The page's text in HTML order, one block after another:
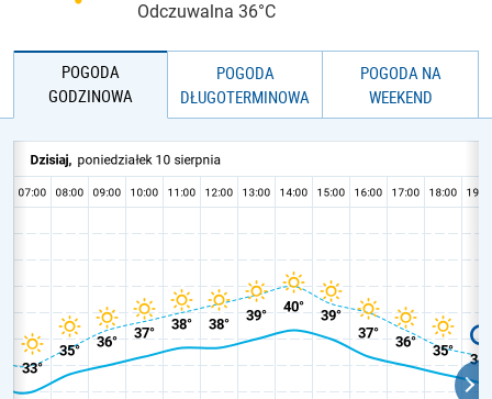
Odczuwalna 36°C
POGODA
GODZINOWA
POGODA
DŁUGOTERMINOWA
POGODA NA
WEEKEND